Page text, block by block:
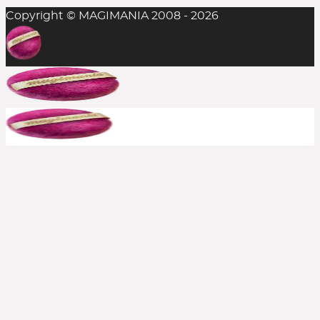
In der Regel ist das Einlösen mehrerer
Rabattcodes auf einen Einkauf nicht möglich,
aber man sollte es stets probieren. Die
Kombination aus Rabattcode und Gratis-
Zugabe(n) gelingt durchaus mal, insofern alle
anderen Bedingungen erfüllt sind.
Bereits reduzierte Produkte sind meist von
Copyright © MAGIMANIA 2008 - 2026